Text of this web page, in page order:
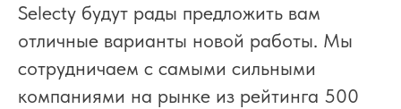
Selecty будут рады предложить вам
отличные варианты новой работы. Мы
сотрудничаем с самыми сильными
компаниями на рынке из рейтинга 500